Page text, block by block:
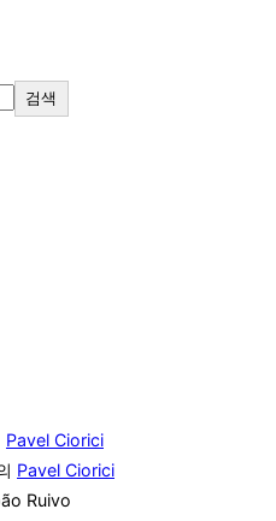
검색
Pavel Ciorici
Pavel Ciorici
Ruivo